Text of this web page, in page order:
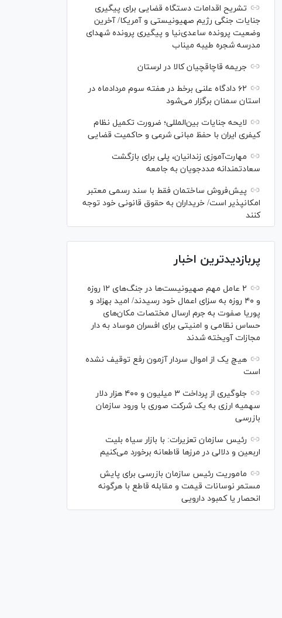
تشریح اقدامات دستگاه قضایی برای پیگیری
جنایات جنگی رژیم صهیونیستی و آمریکا/ آخرین
وضعیت پرونده ساعدی‌نیا و پیگیری پرونده شهدای
مدرسه شجره طیبه میناب
جریمه قاچاقچیان کالا در لرستان
۶۲ دادگاه علنی برخط در هفته سوم مردادماه در
استان سمنان برگزار می‌شود
لایحه جنایات بین‌المللی؛ ضرورت تکمیل نظام
کیفری ایران با حفظ مبانی شرعی و حاکمیت قضایی
مهارت‌آموزی زندانیان، پلی برای بازگشت
سعادتمندانه مددجویان به جامعه
پیش‌فروش ساختمان فقط با سند رسمی معتبر
امکانپذیر است/ خریداران به حقوق قانونی خود توجه
کنند
پربازدیدترین اخبار
۲ عامل مهم صهیونیست‌ها در جنگ‌های ۱۲ روزه
و ۴۰ روزه به سزای اعمال خود رسیدند/ امید بهزاد و
پوریا صفوت به جرم ارسال مختصات مکان‌های
حساس نظامی و امنیتی برای افسران موساد به دار
مجازات آویخته شدند
هیچ یک از اموال سردار آزمون رفع توقیف نشده
است
جلوگیری از پرداخت ۳ میلیون و ۴۰۰ هزار دلار
سهمیه ارزی به یک شرکت صوری با ورود سازمان
بازرسی
رئیس سازمان تعزیرات: با بازار سیاه بلیت
اربعین و دلالی در مرز‌ها قاطعانه برخورد می‌کنیم
ماموریت رئیس سازمان بازرسی برای پایش
مستمر نوسانات قیمت و مقابله قاطع با هرگونه
انحصار یا کمبود دارویی